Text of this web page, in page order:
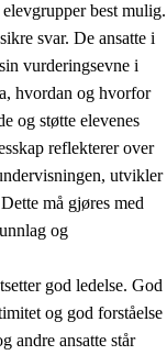
best mulig.
svar. De ansatte i
vurderingsevne i
hvordan og hvorfor
og støtte elevenes
reflekterer over
utvikler
må gjøres med
og
god ledelse. God
og god forståelse
andre ansatte står